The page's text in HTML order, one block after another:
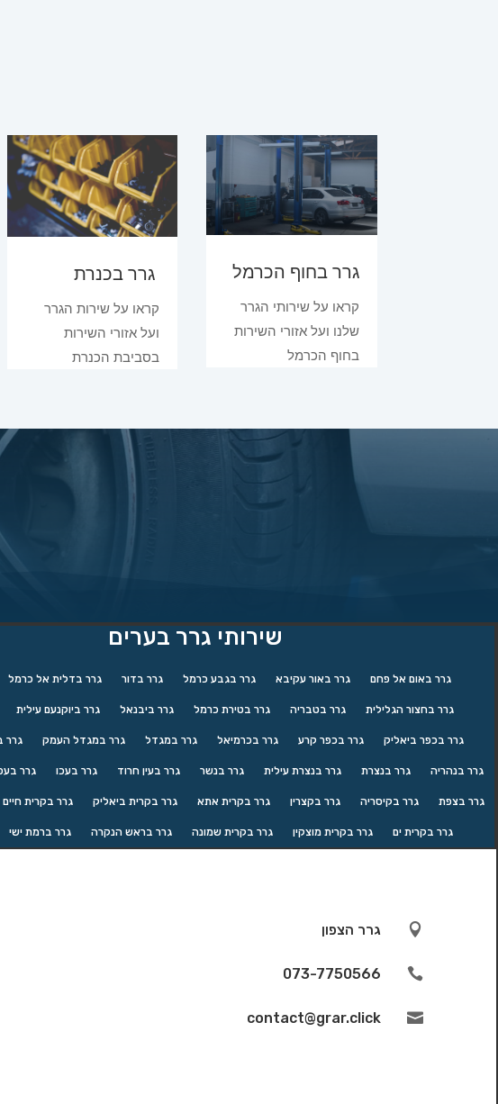
גרר בכנרת
קראו על שירות הגרר
ועל אזורי השירות
בסביבת הכנרת
גרר בחוף הכרמל
קראו על שירותי הגרר
שלנו ועל אזורי השירות
בחוף הכרמל
שירותי גרר בערים
גרר באום אל פחם גרר באור עקיבא גרר בגבע כרמל גרר בדור גרר בדלית אל כרמל
גרר בחצור הגלילית גרר בטבריה גרר בטירת כרמל גרר ביבנאל גרר ביוקנעם עילית
גרר בכפר ביאליק גרר בכפר קרע גרר בכרמיאל גרר במגדל גרר במגדל העמק גרר
גרר בנהריה גרר בנצרת גרר בנצרת עילית גרר בנשר גרר בעין חרוד גרר בעכו גרר
גרר בצפת גרר בקיסריה גרר בקצרין גרר בקרית אתא גרר בקרית ביאליק גרר בקרית חיים
גרר בקרית ים גרר בקרית מוצקין גרר בקרית שמונה גרר בראש הנקרה גרר ברמת ישי
 גרר הצפון

073-7750566

contact@grar.click